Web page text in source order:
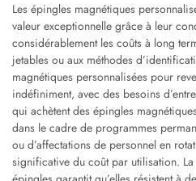
Les épingles magnétiques
valeur exceptionnelle grâce à leur
considérablement les coûts à long
jetables ou aux méthodes
magnétiques personnalisées pour
indéfiniment, avec des besoins
qui achètent des épingles
dans le cadre de programmes
ou d’affectations de personnel en
significative du coût par utilisation.